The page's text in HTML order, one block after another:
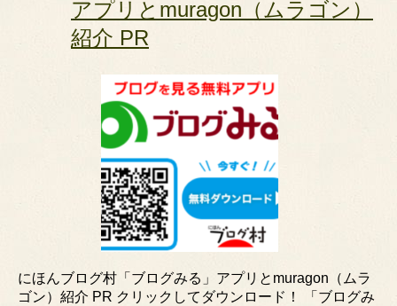
アプリとmuragon（ムラゴン）
紹介 PR
にほんブログ村「ブログみる」アプリとmuragon（ムラ
ゴン）紹介 PR クリックしてダウンロード！ 「ブログみ